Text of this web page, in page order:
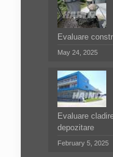
Evaluare
May 24, 2025
Evaluare
depozitare
February 5, 2025